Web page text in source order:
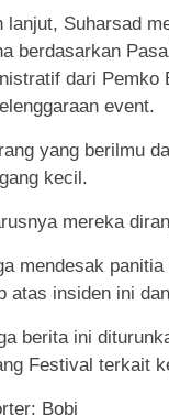
lanjut, Suharsad
berdasarkan
dari Pemko
event.
yang berilmu
kecil.
mereka
mendesak
atas insiden ini
berita ini
Festival terkait
Bobi